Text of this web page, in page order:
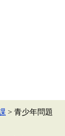
> 青少年問題